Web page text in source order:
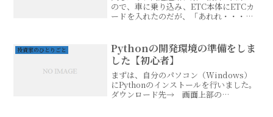
ので、車に乗り込み、ETC本体にETCカ
ードを入れたのだが、「あれれ・・・音
が、エンジンを始動してもETC本体の電
源ランプが付いて...
投資家のひとりごと
Pythonの開発環境の準備をしま
した【初心者】
まずは、自分のパソコン（Windows）
にPythonのインストールを行いました。
ダウンロード先→ 画面上部の